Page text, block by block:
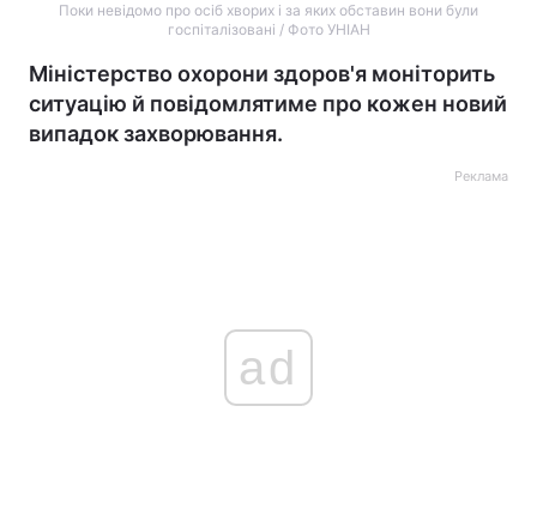
Поки невідомо про осіб хворих і за яких обставин вони були
госпіталізовані / Фото УНІАН
Міністерство охорони здоров'я моніторить
ситуацію й повідомлятиме про кожен новий
випадок захворювання.
Реклама
ad